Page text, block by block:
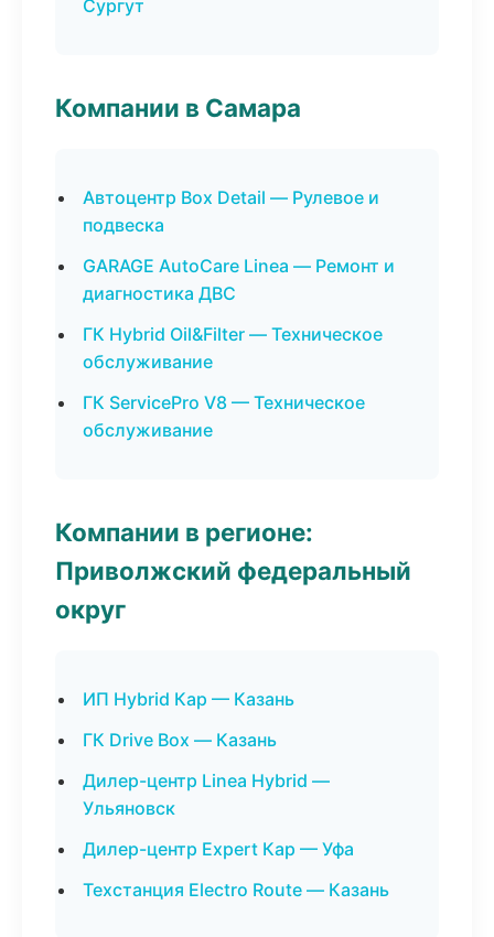
Сургут
Компании в Самара
Автоцентр Box Detail — Рулевое и
подвеска
GARAGE AutoCare Linea — Ремонт и
диагностика ДВС
ГК Hybrid Oil&Filter — Техническое
обслуживание
ГК ServicePro V8 — Техническое
обслуживание
Компании в регионе:
Приволжский федеральный
округ
ИП Hybrid Кар — Казань
ГК Drive Box — Казань
Дилер-центр Linea Hybrid —
Ульяновск
Дилер-центр Expert Кар — Уфа
Техстанция Electro Route — Казань